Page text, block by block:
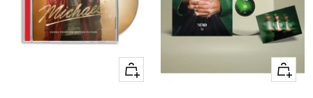
+
Añadir
+
Añadir